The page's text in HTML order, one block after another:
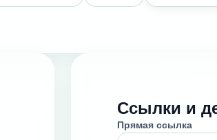
Ссылки и
Прямая ссылка